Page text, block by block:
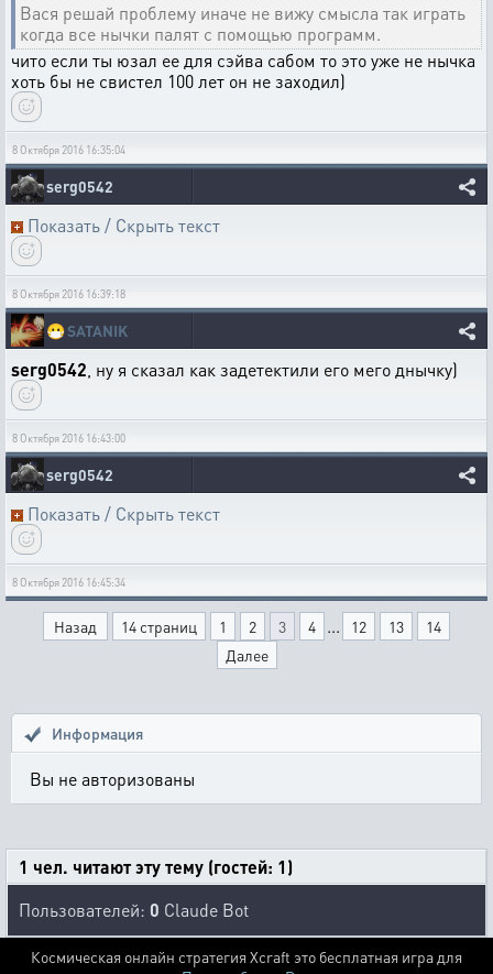
Вася решай проблему иначе не вижу смысла так играть
когда все нычки палят с помощью программ.
чито если ты юзал ее для сэйва сабом то это уже не нычка
хоть бы не свистел 100 лет он не заходил)
8 Октября 2016 16:35:04
serg0542
Показать / Скрыть текст
8 Октября 2016 16:39:18
😷SATANIK
serg0542 , ну я сказал как задетектили его мего днычку)
8 Октября 2016 16:43:00
serg0542
Показать / Скрыть текст
8 Октября 2016 16:45:34
Назад 14 страниц 1 2 3 4 ... 12 13
14
Далее
Информация
Вы не авторизованы
1 чел. читают эту тему (гостей: 1)
Пользователей: 0 Claude Bot
Космическая онлайн стратегия Xcraft это бесплатная игра для